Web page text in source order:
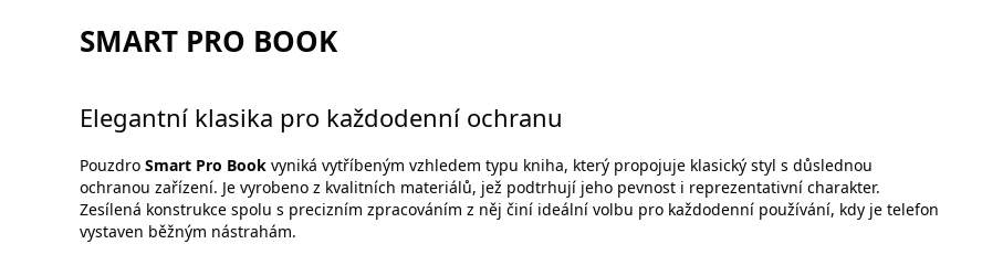
SMART PRO BOOK
Elegantní klasika pro každodenní ochranu
Pouzdro Smart Pro Book vyniká vytříbeným vzhledem typu kniha, který propojuje klasický styl s důslednou
ochranou zařízení. Je vyrobeno z kvalitních materiálů, jež podtrhují jeho pevnost i reprezentativní charakter.
Zesílená konstrukce spolu s precizním zpracováním z něj činí ideální volbu pro každodenní používání, kdy je telefon
vystaven běžným nástrahám.